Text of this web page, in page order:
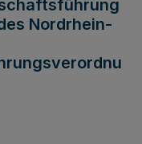
Nordrhein-